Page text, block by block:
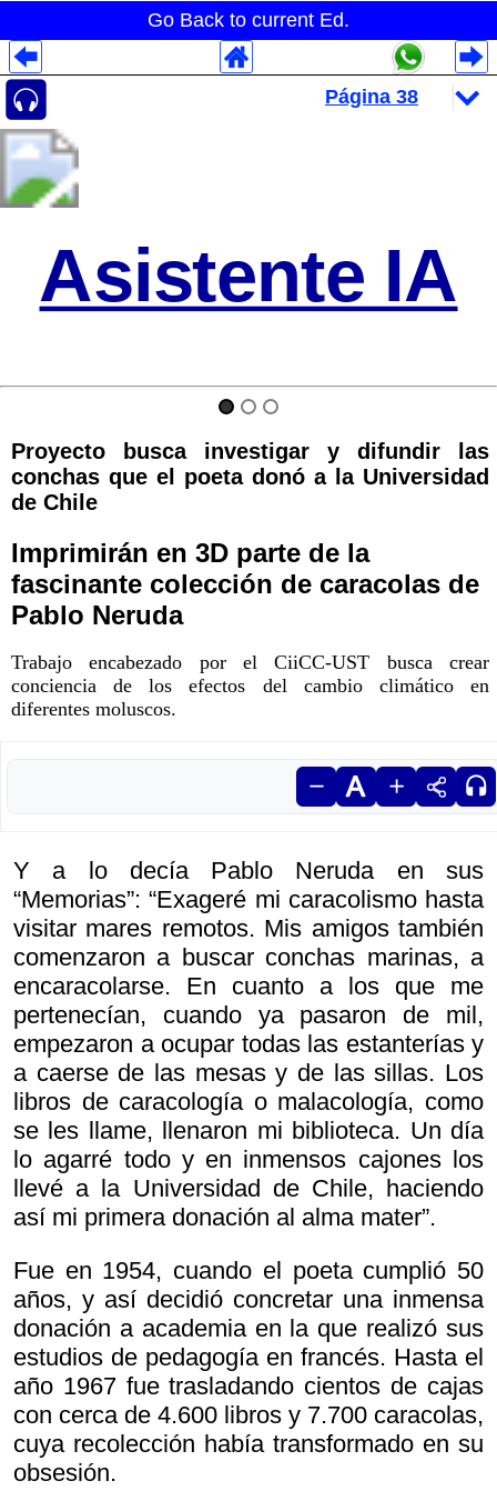
Go Back to current Ed.
Asistente IA
Proyecto busca investigar y difundir las
conchas que el poeta donó a la Universidad
de Chile
Imprimirán en 3D parte de la
fascinante colección de caracolas de
Pablo Neruda
Trabajo encabezado por el CiiCC-UST busca crear
conciencia de los efectos del cambio climático en
diferentes moluscos.
Y a lo decía Pablo Neruda en sus
“Memorias”: “Exageré mi caracolismo hasta
visitar mares remotos. Mis amigos también
comenzaron a buscar conchas marinas, a
encaracolarse. En cuanto a los que me
pertenecían, cuando ya pasaron de mil,
empezaron a ocupar todas las estanterías y
a caerse de las mesas y de las sillas. Los
libros de caracología o malacología, como
se les llame, llenaron mi biblioteca. Un día
lo agarré todo y en inmensos cajones los
llevé a la Universidad de Chile, haciendo
así mi primera donación al alma mater”.
Fue en 1954, cuando el poeta cumplió 50
años, y así decidió concretar una inmensa
donación a academia en la que realizó sus
estudios de pedagogía en francés. Hasta el
año 1967 fue trasladando cientos de cajas
con cerca de 4.600 libros y 7.700 caracolas,
cuya recolección había transformado en su
obsesión.
Despliegues Analytics
Despliegues Totales
Despliegues por Rubros